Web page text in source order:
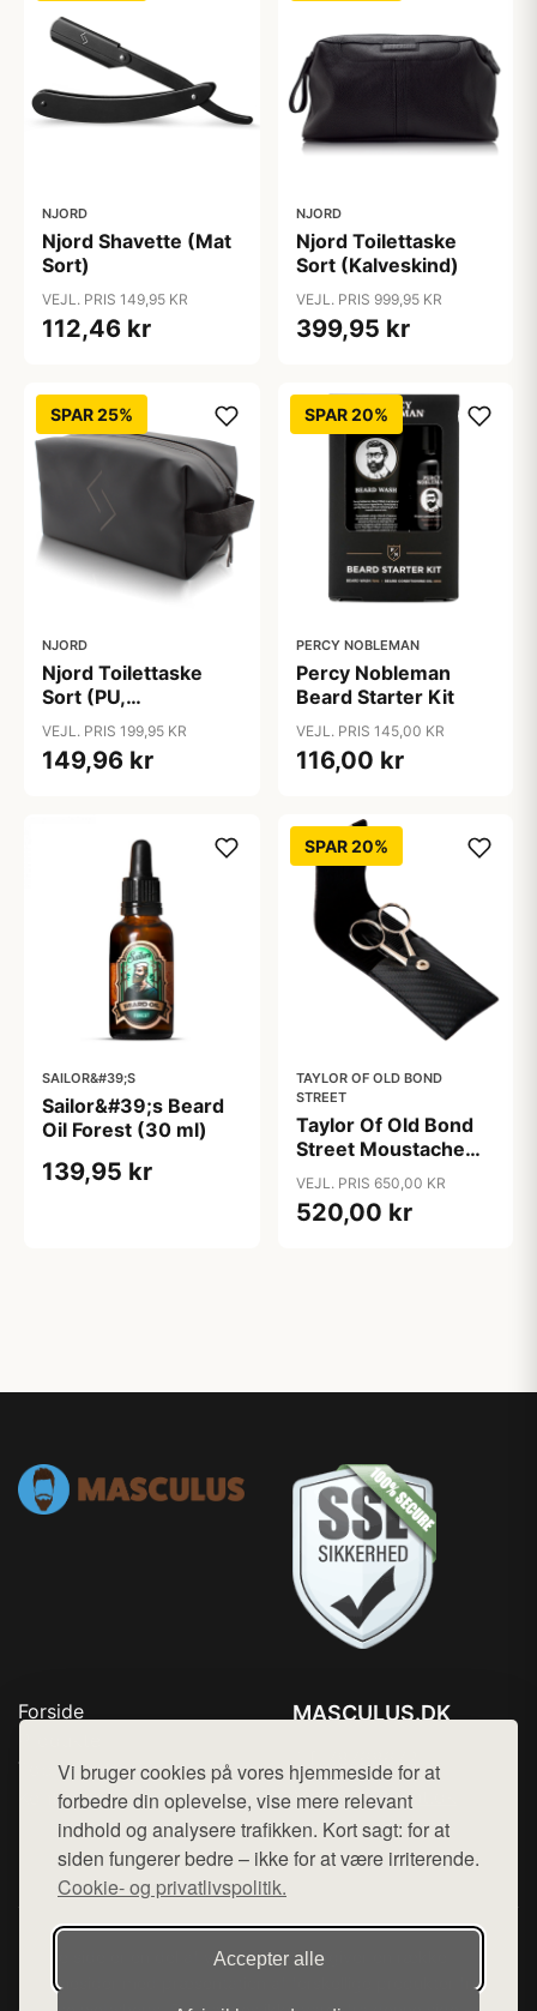
Vi bruger cookies på vores hjemmeside for at
forbedre din oplevelse, vise mere relevant
indhold og analysere trafikken. Kort sagt: for at
siden fungerer bedre – ikke for at være irriterende.
Cookie- og privatlivspolitik.
Accepter alle
NJORD
Njord Shavette (Mat
Sort)
VEJL. PRIS 149,95 KR
112,46 kr
NJORD
Njord Toilettaske
Sort (Kalveskind)
VEJL. PRIS 999,95 KR
399,95 kr
SPAR 25%
NJORD
Njord Toilettaske
Sort (PU,
vandafvisende)
VEJL. PRIS 199,95 KR
149,96 kr
SPAR 20%
PERCY NOBLEMAN
Percy Nobleman
Beard Starter Kit
VEJL. PRIS 145,00 KR
116,00 kr
SAILOR&#39;S
Sailor&#39;s Beard
Oil Forest (30 ml)
139,95 kr
SPAR 20%
TAYLOR OF OLD BOND
STREET
Taylor Of Old Bond
Street Moustache
Kit
VEJL. PRIS 650,00 KR
520,00 kr
Forside
Top Rabatter
Kontakt
MASCULUS.DK
Mail: hej@want.dk
Cookie- og privatlivspolitik
Denne side er en del af want.dk, der udgiver en række
hjemmesider med præsentation af forskellige produkter fra